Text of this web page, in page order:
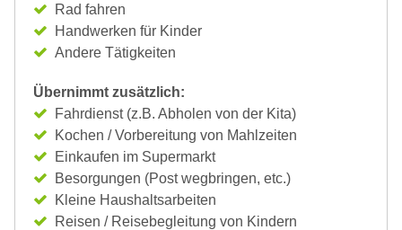
Rad fahren
Handwerken für Kinder
Andere Tätigkeiten
Übernimmt zusätzlich:
Fahrdienst (z.B. Abholen von der Kita)
Kochen / Vorbereitung von Mahlzeiten
Einkaufen im Supermarkt
Besorgungen (Post wegbringen, etc.)
Kleine Haushaltsarbeiten
Reisen / Reisebegleitung von Kindern